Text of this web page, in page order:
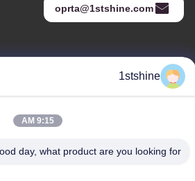
oprta@1stshine.com
العنوان
Zhongshan ، مقاطعة Guangdong ، الصين
هاتف
1stshine
9:15 AM
day, what product are you looking for?